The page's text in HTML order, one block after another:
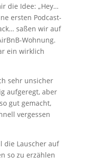
die Idee: „Hey…
ersten Podcast-
saßen wir auf
Wohnung.
ein wirklich
sehr unsicher
aufgeregt, aber
gut gemacht,
vergessen
die Lauscher auf
so zu erzählen